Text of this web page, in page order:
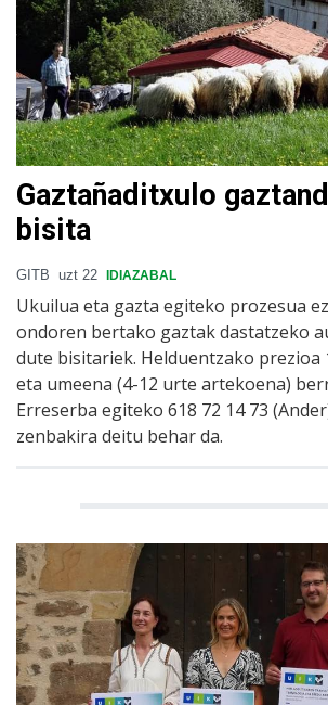
Gaztañaditxulo
bisita
GITB uzt 22 IDIAZABAL
Ukuilua eta gazta egiteko prozesua
ondoren bertako gaztak dastatzeko
dute bisitariek. Helduentzako prezioa
eta umeena (4-12 urte artekoena)
Erreserba egiteko 618 72 14 73
zenbakira deitu behar da.